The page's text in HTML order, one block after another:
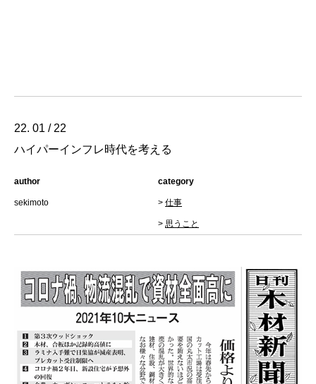
22. 01 / 22
ハイパーインフレ時代を考える
author
sekimoto
category
> 仕事
> 思うこと